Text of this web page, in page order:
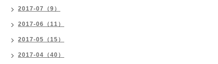
2017-07（9）
2017-06（11）
2017-05（15）
2017-04（40）